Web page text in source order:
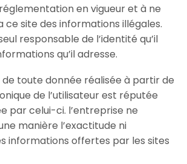
en vigueur et à ne
ce site des informations illégales.
responsable de l’identité qu’il
qu’il adresse.
toute donnée réalisée à partir de
de l’utilisateur est réputée
par celui-ci. l’entreprise ne
manière l’exactitude ni
informations offertes par les sites